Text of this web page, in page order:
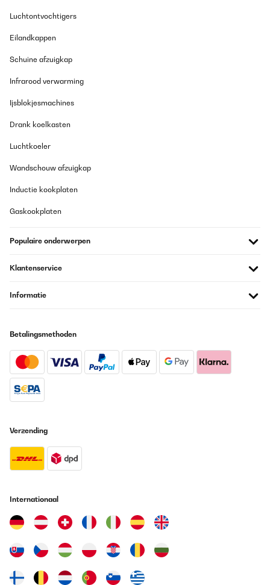
Luchtontvochtigers
Eilandkappen
Schuine afzuigkap
Infrarood verwarming
Ijsblokjesmachines
Drank koelkasten
Luchtkoeler
Wandschouw afzuigkap
Inductie kookplaten
Gaskookplaten
Populaire onderwerpen
Klantenservice
Informatie
Betalingsmethoden
Verzending
Internationaal